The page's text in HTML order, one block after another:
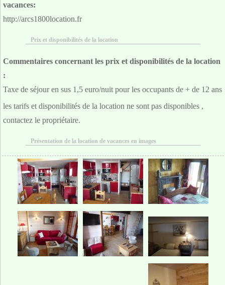
vacances:
http://arcs1800location.fr
Prix et disponibilités de la location
Commentaires concernant les prix et disponibilités de la location
:
Taxe de séjour en sus 1,5 euro/nuit pour les occupants de + de 12 ans
les tarifs et disponibilités de la location ne sont pas disponibles ,
contactez le propriétaire.
Présentation de la location de vacances en images